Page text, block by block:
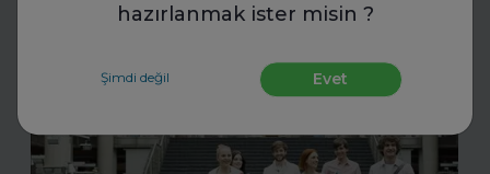
hazırlanmak ister misin ?
Şimdi değil Evet
İş Hayatında Başarı